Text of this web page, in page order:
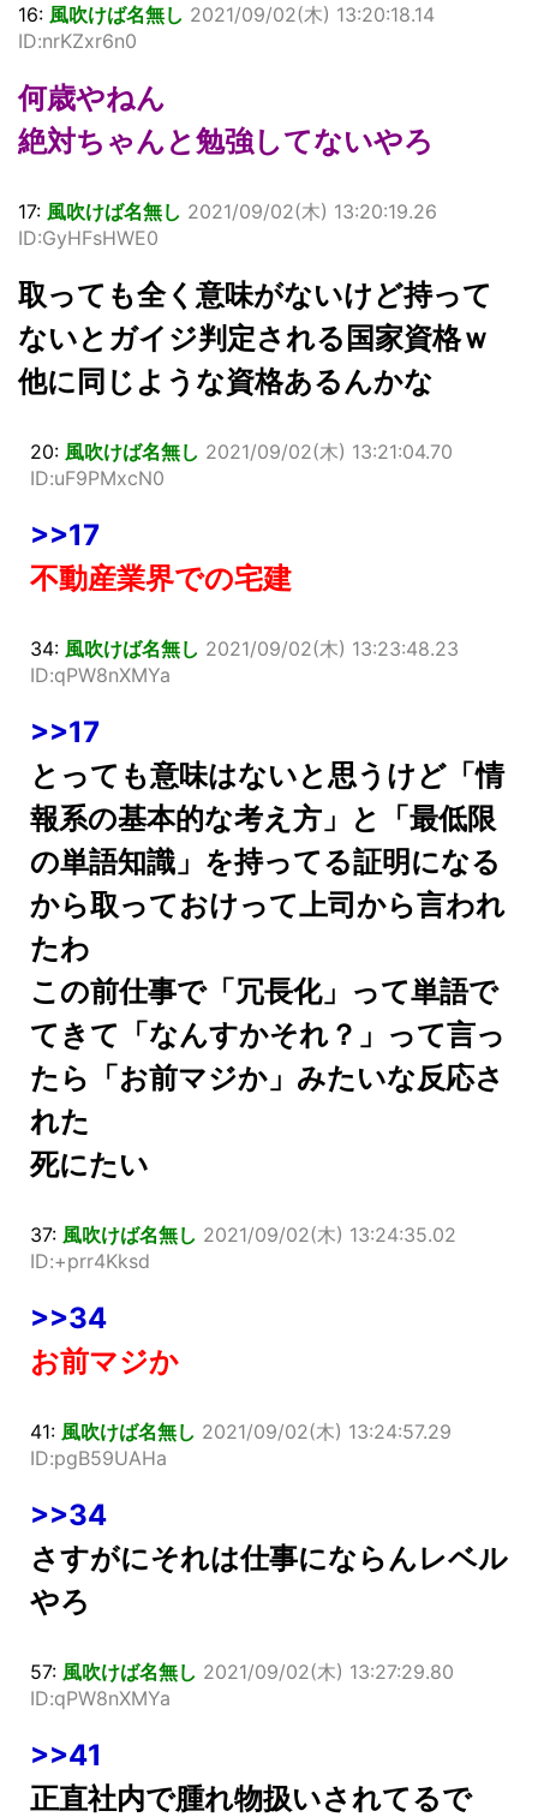
16: 風吹けば名無し 2021/09/02(木) 13:20:18.14
ID:nrKZxr6n0
何歳やねん
絶対ちゃんと勉強してないやろ
17: 風吹けば名無し 2021/09/02(木) 13:20:19.26
ID:GyHFsHWE0
取っても全く意味がないけど持って
ないとガイジ判定される国家資格ｗ
他に同じような資格あるんかな
20: 風吹けば名無し 2021/09/02(木) 13:21:04.70
ID:uF9PMxcN0
>>17
不動産業界での宅建
34: 風吹けば名無し 2021/09/02(木) 13:23:48.23
ID:qPW8nXMYa
>>17
とっても意味はないと思うけど「情
報系の基本的な考え方」と「最低限
の単語知識」を持ってる証明になる
から取っておけって上司から言われ
たわ
この前仕事で「冗長化」って単語で
てきて「なんすかそれ？」って言っ
たら「お前マジか」みたいな反応さ
れた
死にたい
37: 風吹けば名無し 2021/09/02(木) 13:24:35.02
ID:+prr4Kksd
>>34
お前マジか
41: 風吹けば名無し 2021/09/02(木) 13:24:57.29
ID:pgB59UAHa
>>34
さすがにそれは仕事にならんレベル
やろ
57: 風吹けば名無し 2021/09/02(木) 13:27:29.80
ID:qPW8nXMYa
>>41
正直社内で腫れ物扱いされてるで